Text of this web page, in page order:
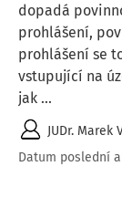
dopadá
prohlášení,
prohlášení se
vstupující na
jak ...
JUDr. Marek
Datum poslední